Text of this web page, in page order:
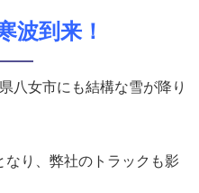
波到来！
八女市にも結構な雪が降り
なり、弊社のトラックも影